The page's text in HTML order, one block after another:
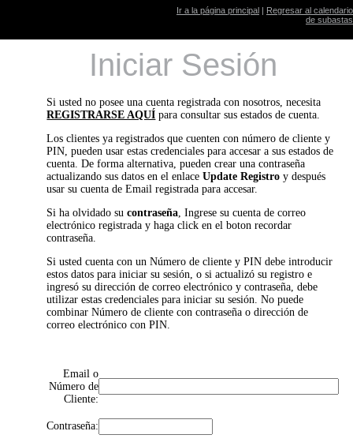
Ir a la página principal | Regresar al calendario
de subastas
Iniciar Sesión
Si usted no posee una cuenta registrada con nosotros, necesita
REGISTRARSE AQUÍ para consultar sus estados de cuenta.
Los clientes ya registrados que cuenten con número de cliente y
PIN, pueden usar estas credenciales para accesar a sus estados de
cuenta. De forma alternativa, pueden crear una contraseña
actualizando sus datos en el enlaceUpdate Registro y después
usar su cuenta de Email registrada para accesar.
Si ha olvidado sucontraseña, Ingrese su cuenta de correo
electrónico registrada y haga click en el boton recordar
contraseña.
Si usted cuenta con un Número de cliente y PIN debe introducir
estos datos para iniciar su sesión, o si actualizó su registro e
ingresó su dirección de correo electrónico y contraseña, debe
utilizar estas credenciales para iniciar su sesión. No puede
combinar Número de cliente con contraseña o dirección de
correo electrónico con PIN.
Email o
Número de
Cliente:
Contraseña: